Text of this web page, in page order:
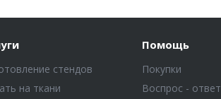
стендов
на ткани
Помощь
Покупки
Воспрос - ответ